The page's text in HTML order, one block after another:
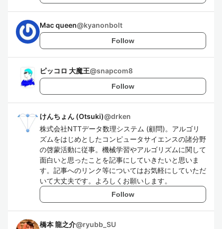
Mac queen@kyanonbolt
Follow
ピッコロ 大魔王@snapcom8
Follow
けんちょん (Otsuki)@drken
株式会社NTTデータ数理システム (顧問)。アルゴリ
ズムをはじめとしたコンピュータサイエンスの諸分野
の啓蒙活動に従事。機械学習やアルゴリズムに関して
面白いと思ったことを記事にしていきたいと思いま
す。記事へのリンク等についてはお気軽にしていただ
いて大丈夫です。よろしくお願いします。
Follow
橋本 龍之介@ryubb_SU